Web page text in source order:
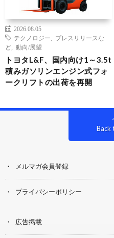
2026.08.05
テクノロジー
プレスリリースな
ど
動向/展望
トヨタL&F、国内向け1～3.5t
積みガソリンエンジン式フォ
ークリフトの出荷を再開
Back
メルマガ会員登録
プライバシーポリシー
広告掲載